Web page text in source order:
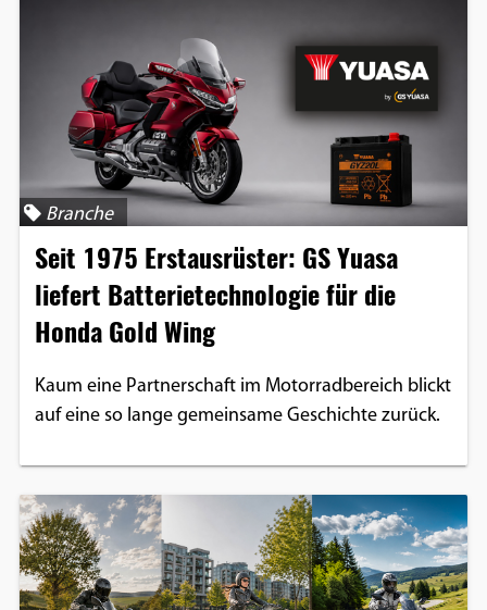
Branche
Seit 1975 Erstausrüster: GS Yuasa
liefert Batterietechnologie für die
Honda Gold Wing
Kaum eine Partnerschaft im Motorradbereich blickt
auf eine so lange gemeinsame Geschichte zurück.
YouTube
Vimeo
Anbieter:
Google